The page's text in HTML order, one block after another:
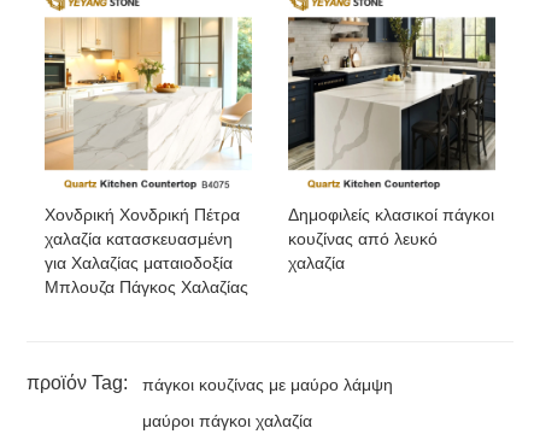
Χονδρική Χονδρική Πέτρα
χαλαζία κατασκευασμένη
για Χαλαζίας ματαιοδοξία
Μπλουζα Πάγκος Χαλαζίας
Δημοφιλείς κλασικοί πάγκοι
κουζίνας από λευκό
χαλαζία
προϊόν Tag:
πάγκοι κουζίνας με μαύρο λάμψη
μαύροι πάγκοι χαλαζία